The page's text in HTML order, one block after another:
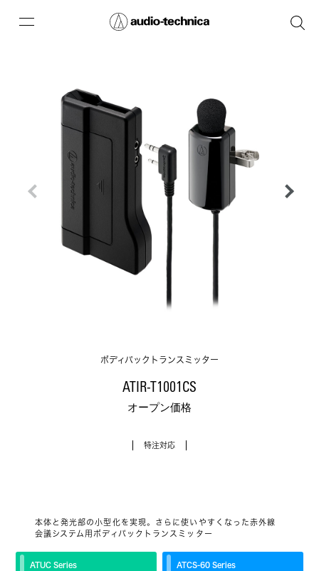
ボディパックトランスミッター
ATIR-T1001CS
オープン価格
特注対応
本体と発光部の小型化を実現。さらに使いやすくなった赤外線
会議システム用ボディパックトランスミッター
ATUC Series ATCS‐60 Series